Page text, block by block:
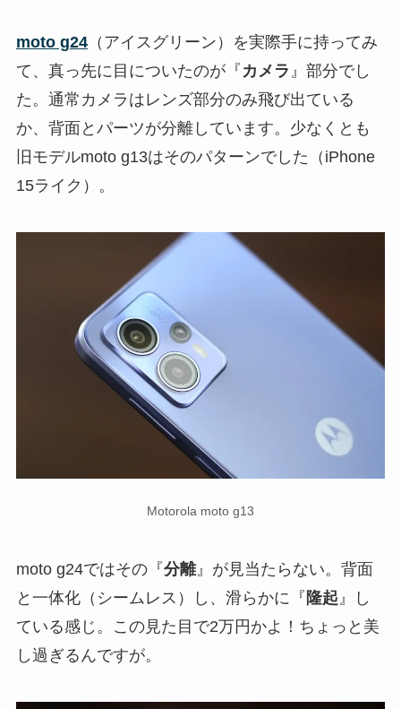
moto g24（アイスグリーン）を実際手に持ってみ
て、真っ先に目についたのが『 カメラ 』部分でし
た。通常カメラはレンズ部分のみ飛び出ている
か、背面とパーツが分離しています。少なくとも
旧モデルmoto g13はそのパターンでした（iPhone
15ライク）。
Motorola moto g13
moto g24ではその『分離』が見当たらない。背面
と一体化（シームレス）し、滑らかに『 隆起 』し
ている感じ。この見た目で2万円かよ！ちょっと美
し過ぎるんですが。